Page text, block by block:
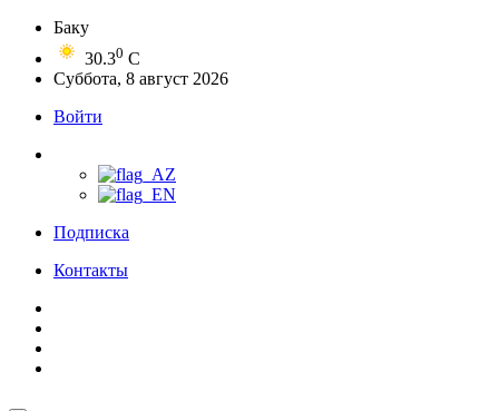
Баку
30.30 C
Суббота, 8 август 2026
Войти
Подписка
Контакты